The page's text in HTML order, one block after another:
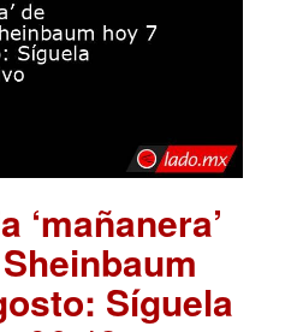
‘mañanera’
Síguela